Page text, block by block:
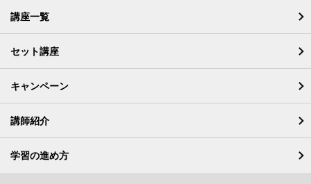
講座一覧
セット講座
キャンペーン
講師紹介
学習の進め方